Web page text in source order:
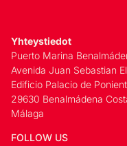
Yhteystiedot
Puerto Marina
Avenida Juan Sebastian
Edificio Palacio de
29630 Benalmádena
Málaga
FOLLOW US